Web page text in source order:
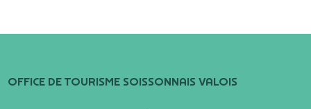
OFFICE DE TOURISME SOISSONNAIS VALOIS